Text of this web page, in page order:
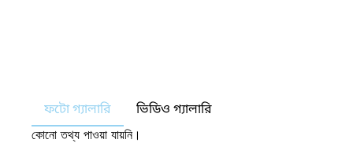
ফটো গ্যালারি ভিডিও গ্যালারি
কোনো তথ্য পাওয়া যায়নি।